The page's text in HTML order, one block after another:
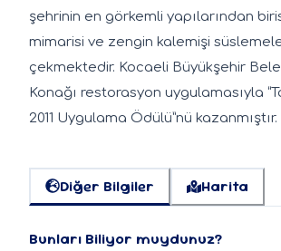
şehrinin en görkemli yapılarından
mimarisi ve zengin kalemişi
çekmektedir. Kocaeli Büyükşehir
Konağı restorasyon uygulamasıyla
2011 Uygulama Ödülü”nü kazanmıştır.
Diğer Bilgiler Harita
Bunları Biliyor muydunuz?